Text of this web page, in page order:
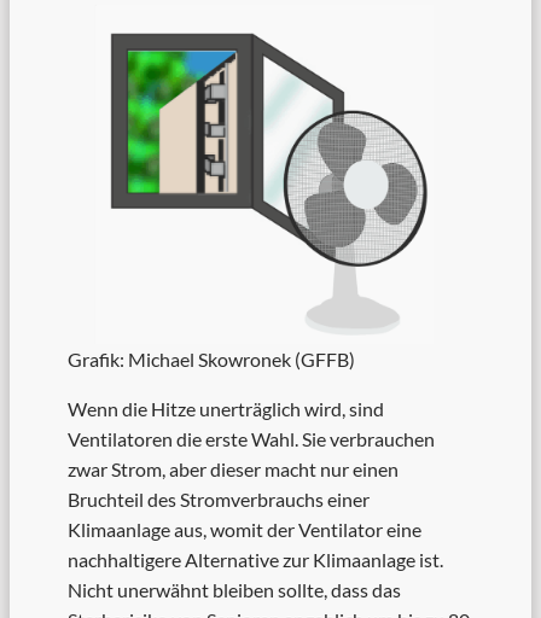
Grafik: Michael Skowronek (GFFB)
Wenn die Hitze unerträglich wird, sind
Ventilatoren die erste Wahl. Sie verbrauchen
zwar Strom, aber dieser macht nur einen
Bruchteil des Stromverbrauchs einer
Klimaanlage aus, womit der Ventilator eine
nachhaltigere Alternative zur Klimaanlage ist.
Nicht unerwähnt bleiben sollte, dass das